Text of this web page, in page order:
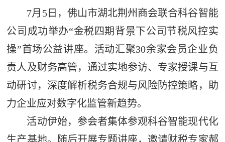
7月5日，佛山市湖北荆州商会联合科谷智能
公司成功举办“金税四期背景下公司节税风控实
操”首场公益讲座。活动汇聚30余家会员企业负
责人及财务高管，通过实地参访、专家授课与互
动研讨，深度解析税务合规与风险防控策略，助
力企业应对数字化监管新趋势。
活动伊始，参会者集体参观科谷智能现代化
生产基地。随后开展专题讲座，邀请财税专家郝